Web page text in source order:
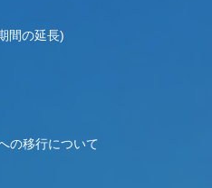
間の延長)
の移行について